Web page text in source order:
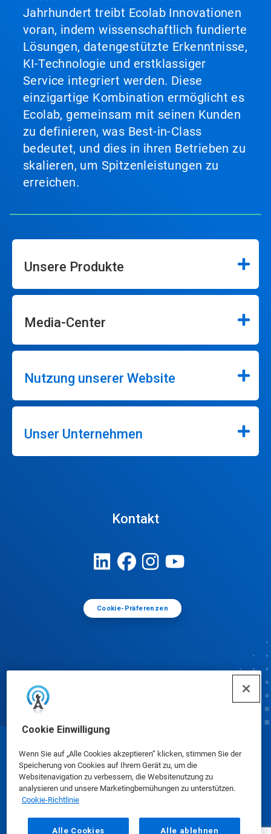
Cookie Einwilligung
Wenn Sie auf „Alle Cookies akzeptieren“ klicken, stimmen Sie der
Speicherung von Cookies auf Ihrem Gerät zu, um die
Websitenavigation zu verbessern, die Websitenutzung zu
analysieren und unsere Marketingbemühungen zu unterstützen.
Cookie-Richtlinie
Alle Cookies Alle ablehnen
Jahrhundert treibt Ecolab Innovationen
voran, indem wissenschaftlich fundierte
Lösungen, datengestützte Erkenntnisse,
KI-Technologie und erstklassiger
Service integriert werden. Diese
einzigartige Kombination ermöglicht es
Ecolab, gemeinsam mit seinen Kunden
zu definieren, was Best-in-Class
bedeutet, und dies in ihren Betrieben zu
skalieren, um Spitzenleistungen zu
erreichen.
Unsere Produkte
Media-Center
Nutzung unserer Website
Unser Unternehmen
Kontakt
Cookie-Präferenzen
© Ecolab Inc. 2025
Sicherheitsdatenblätter|Datenschutzrichtlinie